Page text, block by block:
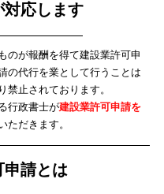
対応します
のが報酬を得て建設業許可申
の代行を業として行うことは
禁止されております。
行政書士が建設業許可申請を
ただきます。
申請とは